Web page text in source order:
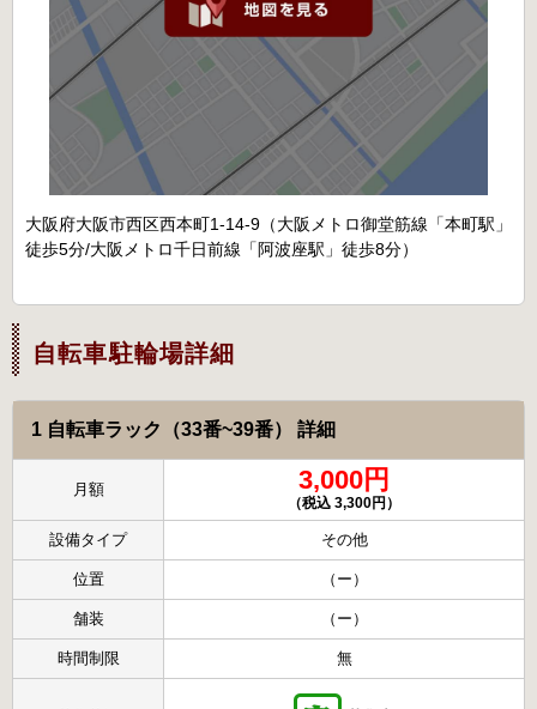
大阪府大阪市西区西本町1-14-9（大阪メトロ御堂筋線「本町駅」
徒歩5分/大阪メトロ千日前線「阿波座駅」徒歩8分）
自転車駐輪場詳細
1 自転車ラック（33番~39番） 詳細
月額 3,000円
（税込 3,300円）
設備タイプ その他
位置 （ー）
舗装 （ー）
時間制限 無